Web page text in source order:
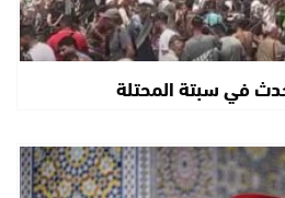
في سبتة المحتلة